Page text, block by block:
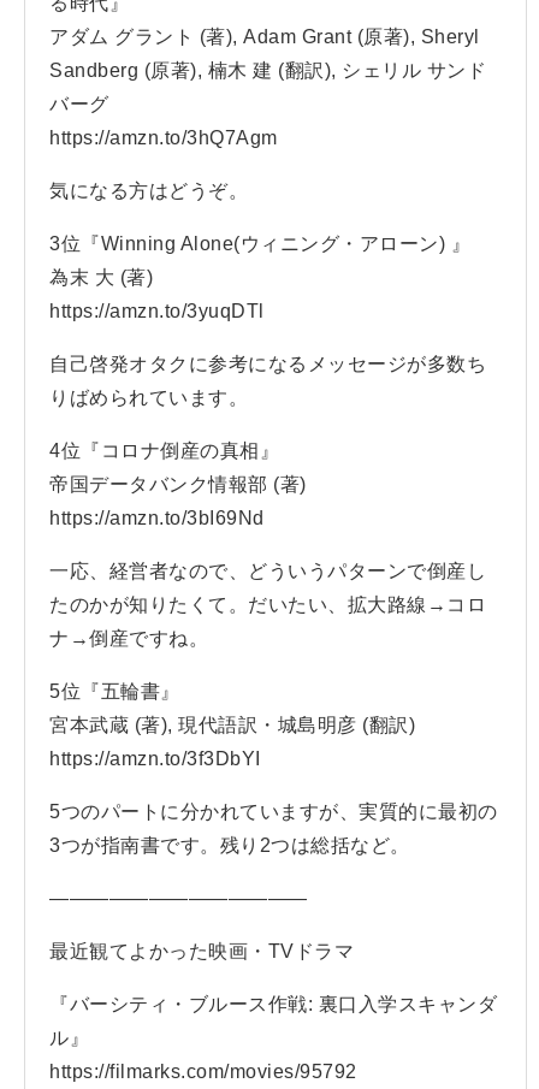
アダム グラント (著), Adam Grant (原著), Sheryl
Sandberg (原著), 楠木 建 (翻訳), シェリル サンド
バーグ
https://amzn.to/3hQ7Agm
気になる方はどうぞ。
3位『Winning Alone(ウィニング・アローン) 』
為末 大 (著)
https://amzn.to/3yuqDTl
自己啓発オタクに参考になるメッセージが多数ち
りばめられています。
4位『コロナ倒産の真相』
帝国データバンク情報部 (著)
https://amzn.to/3bI69Nd
一応、経営者なので、どういうパターンで倒産し
たのかが知りたくて。だいたい、拡大路線→コロ
ナ→倒産ですね。
5位『五輪書』
宮本武蔵 (著), 現代語訳・城島明彦 (翻訳)
https://amzn.to/3f3DbYI
5つのパートに分かれていますが、実質的に最初の
3つが指南書です。残り2つは総括など。
—————————————
最近観てよかった映画・TVドラマ
『バーシティ・ブルース作戦: 裏口入学スキャンダ
ル』
https://filmarks.com/movies/95792